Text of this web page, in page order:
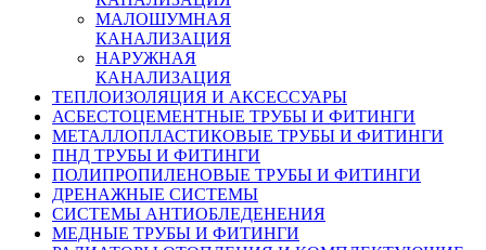
МАЛОШУМНАЯ
КАНАЛИЗАЦИЯ
НАРУЖНАЯ
КАНАЛИЗАЦИЯ
ТЕПЛОИЗОЛЯЦИЯ И АКСЕССУАРЫ
АСБЕСТОЦЕМЕНТНЫЕ ТРУБЫ И ФИТИНГИ
МЕТАЛЛОПЛАСТИКОВЫЕ ТРУБЫ И ФИТИНГИ
ПНД ТРУБЫ И ФИТИНГИ
ПОЛИПРОПИЛЕНОВЫЕ ТРУБЫ И ФИТИНГИ
ДРЕНАЖНЫЕ СИСТЕМЫ
СИСТЕМЫ АНТИОБЛЕДЕНЕНИЯ
МЕДНЫЕ ТРУБЫ И ФИТИНГИ